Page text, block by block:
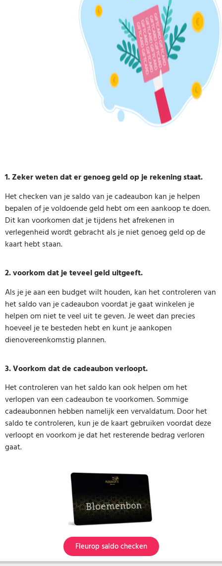
1. Zeker weten dat er genoeg geld op je rekening staat.
Het checken van je saldo van je cadeaubon kan je helpen
bepalen of je voldoende geld hebt om een aankoop te doen.
Dit kan voorkomen dat je tijdens het afrekenen in
verlegenheid wordt gebracht als je niet genoeg geld op de
kaart hebt staan.
2. voorkom dat je teveel geld uitgeeft.
Als je je aan een budget wilt houden, kan het controleren van
het saldo van je cadeaubon voordat je gaat winkelen je
helpen om niet te veel uit te geven. Je weet dan precies
hoeveel je te besteden hebt en kunt je aankopen
dienovereenkomstig plannen.
3. Voorkom dat de cadeaubon verloopt.
Het controleren van het saldo kan ook helpen om het
verlopen van een cadeaubon te voorkomen. Sommige
cadeaubonnen hebben namelijk een vervaldatum. Door het
saldo te controleren, kun je de kaart gebruiken voordat deze
verloopt en voorkom je dat het resterende bedrag verloren
gaat.
Fleurop saldo checken